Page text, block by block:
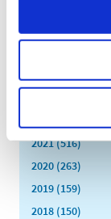
2026 (84)
2024 (224)
2021 (516)
2020 (263)
2019 (159)
2018 (150)